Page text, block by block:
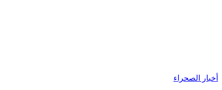
أخبار الصحراء